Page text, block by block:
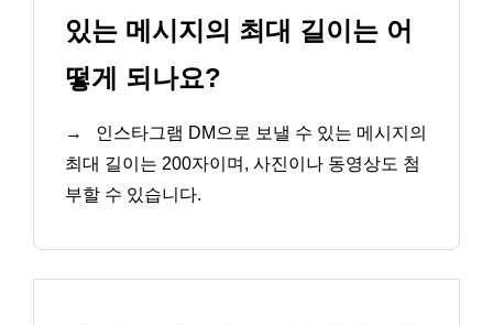
있는 메시지의 최대 길이는 어
떻게 되나요?
→
인스타그램 DM으로 보낼 수 있는 메시지의
최대 길이는 200자이며, 사진이나 동영상도 첨
부할 수 있습니다.